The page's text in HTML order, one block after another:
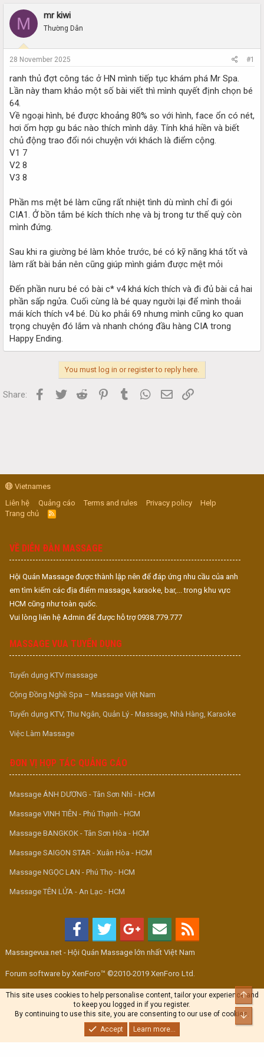
e
d
a
r
e
r
r
d
e
M mr kiwi
Thường Dân
28 November 2025 #1
ranh thủ đợt công tác ở HN mình tiếp tục khám phá Mr Spa.
Lần này tham khảo một số bài viết thì mình quyết định chọn bé
64.
Về ngoại hình, bé được khoảng 80% so với hình, face ổn có nét,
hơi ốm hợp gu bác nào thích mình dây. Tính khá hiền và biết
chủ động trao đổi nói chuyện với khách là điểm cộng.
V1 7
V2 8
V3 8
Phần ms mệt bé làm cũng rất nhiệt tình dù mình chỉ đi gói
CIA1. Ở bồn tắm bé kích thích nhẹ và bj trong tư thế quỳ còn
mình đứng.
Sau khi ra giường bé làm khỏe trước, bé có kỹ năng khá tốt và
làm rất bài bản nên cũng giúp mình giảm được mệt mỏi
Đến phần nuru bé có bài c* v4 khá kích thích và đi đủ bài cả hai
phần sấp ngửa. Cuối cùng là bé quay người lại để mình thoải
mái kích thích v4 bé. Dù ko phải 69 nhưng mình cũng ko quan
trọng chuyện đó lắm và nhanh chóng đầu hàng CIA trong
Happy Ending.
You must log in or register to reply here.
Share: Facebook
Twitter Reddit PinterestTumblr WhatsApp
Email
Vietnames
Liên hệ
Quảng cáo Terms and rules Privacy policy
Help
Trang chủ
R
S
VỀ DIỄN ĐÀN MASSAGE
Hội Quán Massage được thành lập nên để đáp ứng nhu cầu của anh
em tìm kiếm các địa điểm massage, karaoke, bar,... trong khu vực
HCM cũng như toàn quốc.
Vui lòng liên hệ Admin để được hỗ trợ 0938.779.777
MASSAGE VUA TUYỂN DỤNG
Tuyển dụng KTV massage
Cộng Đồng Nghề Spa – Massage Việt Nam
Tuyển dụng KTV, Thu Ngân, Quản Lý - Massage, Nhà Hàng, Karaoke
Việc Làm Massage
ĐƠN VỊ HỢP TÁC QUẢNG CÁO
Massage ÁNH DƯƠNG - Tân Sơn Nhì - HCM
Massage VINH TIÊN - Phú Thạnh - HCM
Massage BANGKOK - Tân Sơn Hòa - HCM
Massage SAIGON STAR - Xuân Hòa - HCM
Massage NGỌC LAN - Phú Thọ - HCM
Massage TÊN LỬA - An Lạc - HCM
Massagevua.net - Hội Quán Massage lớn nhất Việt Nam
Forum software by XenForo™ ©2010-2019 XenForo Ltd.
This site uses cookies to help personalise content, tailor your experience and
to keep you logged in if you register.
By continuing to use this site, you are consenting to our use of cookies.
Accept
Learn more...
Top